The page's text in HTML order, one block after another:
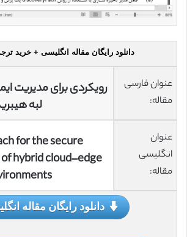
دانلود رایگان مقاله انگلیسی + خرید
عنوان فارسی
مقاله:
رویکردی برای مدیریت
لبه
عنوان
انگلیسی
مقاله:
for the secure
hybrid cloud–edge
دانلود رایگان مقاله